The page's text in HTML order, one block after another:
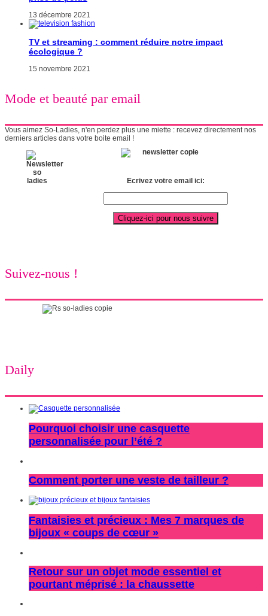
13 décembre 2021
TV et streaming : comment réduire notre impact
écologique ?
15 novembre 2021
Mode et beauté par email
Vous aimez So-Ladies, n'en perdez plus une miette : recevez directement nos
derniers articles dans votre boite email !
Ecrivez votre email ici:
Suivez-nous !
Daily
Pourquoi choisir une casquette
personnalisée pour l’été ?
Comment porter une veste de tailleur ?
Fantaisies et précieux : Mes 7 marques de
bijoux « coups de cœur »
Retour sur un objet mode essentiel et
pourtant méprisé : la chaussette